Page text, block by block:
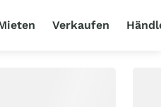
Verkaufen